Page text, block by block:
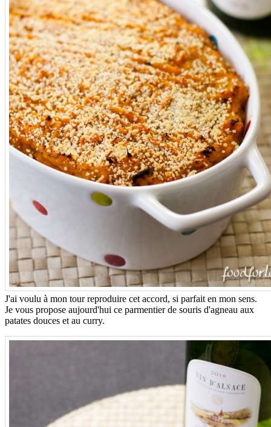
J'ai voulu à mon tour reproduire cet accord, si parfait en mon sens.
Je vous propose aujourd'hui ce parmentier de souris d'agneau aux
patates douces et au curry.